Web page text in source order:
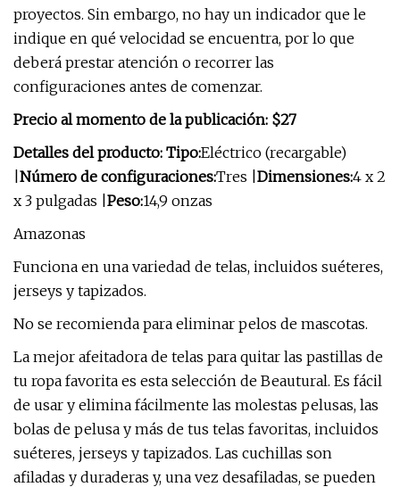
proyectos. Sin embargo, no hay un indicador que le
indique en qué velocidad se encuentra, por lo que
deberá prestar atención o recorrer las
configuraciones antes de comenzar.
Precio al momento de la publicación: $27
Detalles del producto: Tipo:Eléctrico (recargable)
Número de configuraciones:Tres | Dimensiones:4 x 2
x 3 pulgadas | Peso:14,9 onzas
Amazonas
Funciona en una variedad de telas, incluidos suéteres,
jerseys y tapizados.
No se recomienda para eliminar pelos de mascotas.
La mejor afeitadora de telas para quitar las pastillas de
tu ropa favorita es esta selección de Beautural. Es fácil
de usar y elimina fácilmente las molestas pelusas, las
bolas de pelusa y más de tus telas favoritas, incluidos
suéteres, jerseys y tapizados. Las cuchillas son
afiladas y duraderas y, una vez desafiladas, se pueden